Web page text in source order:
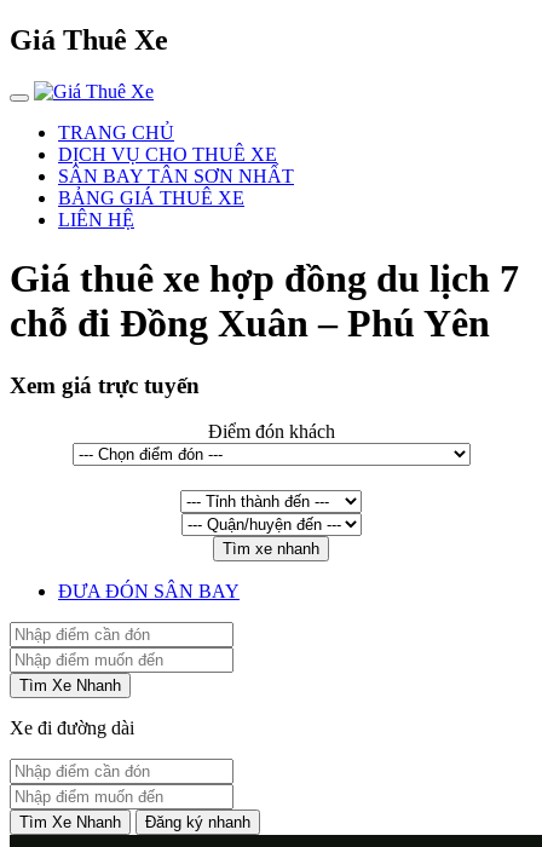
Giá Thuê Xe
TRANG CHỦ
DỊCH VỤ CHO THUÊ XE
SÂN BAY TÂN SƠN NHẤT
BẢNG GIÁ THUÊ XE
LIÊN HỆ
Giá thuê xe hợp đồng du lịch 7
chỗ đi Đồng Xuân – Phú Yên
Xem giá trực tuyến
Điểm đón khách
Tìm xe nhanh
ĐƯA ĐÓN SÂN BAY
Tìm Xe Nhanh
Xe đi đường dài
Tìm Xe Nhanh Đăng ký nhanh